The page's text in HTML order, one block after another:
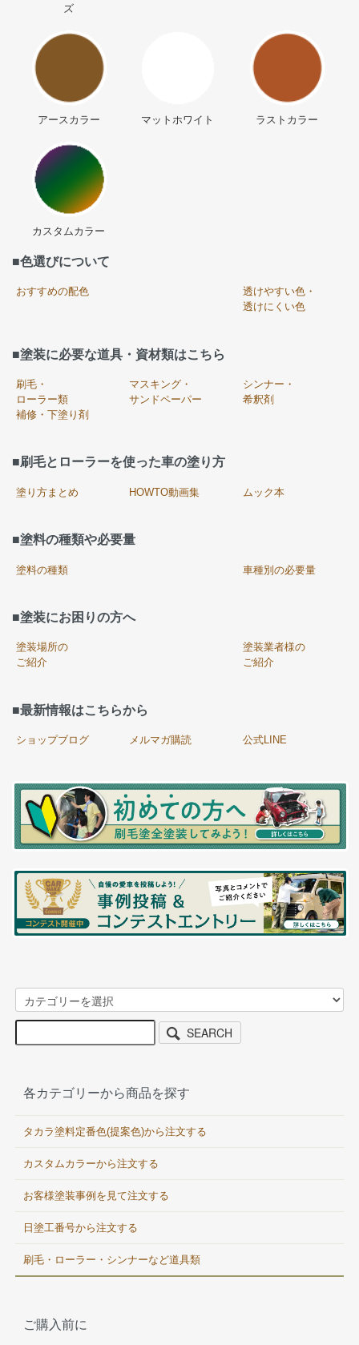
ズ
アースカラー マットホワイト ラストカラー
カスタムカラー
■色選びについて
おすすめの配色
透けやすい色・
透けにくい色
■塗装に必要な道具・資材類はこちら
刷毛・
ローラー類
マスキング・
サンドペーパー
シンナー・
希釈剤
補修・下塗り剤
■刷毛とローラーを使った車の塗り方
塗り方まとめ HOWTO動画集 ムック本
■塗料の種類や必要量
塗料の種類 車種別の必要量
■塗装にお困りの方へ
塗装場所の
ご紹介
塗装業者様の
ご紹介
■最新情報はこちらから
ショップブログ メルマガ購読 公式LINE
SEARCH
各カテゴリーから商品を探す
タカラ塗料定番色(提案色)から注文する
カスタムカラーから注文する
お客様塗装事例を見て注文する
日塗工番号から注文する
刷毛・ローラー・シンナーなど道具類
ご購入前に